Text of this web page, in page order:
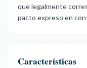
‌que legalmente
‌pacto ‌expreso ‌en
Características